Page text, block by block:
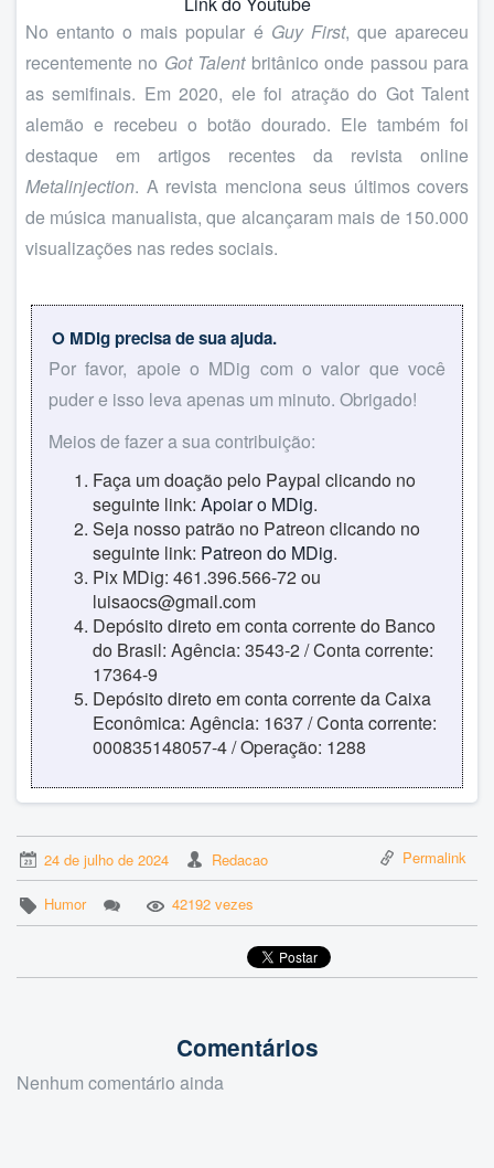
No entanto o mais popular é Guy First, que apareceu
recentemente no Got Talentbritânico onde passou para
as semifinais. Em 2020, ele foi atração do Got Talent
alemão e recebeu o botão dourado. Ele também foi
destaque em artigos recentes da revista online
Metalinjection. A revista menciona seus últimos covers
de música manualista, que alcançaram mais de 150.000
visualizações nas redes sociais.
O MDig precisa de sua ajuda.
Por favor, apoie o MDig com o valor que você
puder e isso leva apenas um minuto. Obrigado!
Meios de fazer a sua contribuição:
Faça um doação pelo Paypal clicando no
seguinte link: Apoiar o MDig.
Seja nosso patrão no Patreon clicando no
seguinte link: Patreon do MDig.
Pix MDig: 461.396.566-72 ou
luisaocs@gmail.com
Depósito direto em conta corrente do Banco
do Brasil: Agência: 3543-2 / Conta corrente:
17364-9
Depósito direto em conta corrente da Caixa
Econômica: Agência: 1637 / Conta corrente:
000835148057-4 / Operação: 1288
24 de julho de 2024 Redacao Permalink
Humor 42192 vezes
Comentários
Nenhum comentário ainda